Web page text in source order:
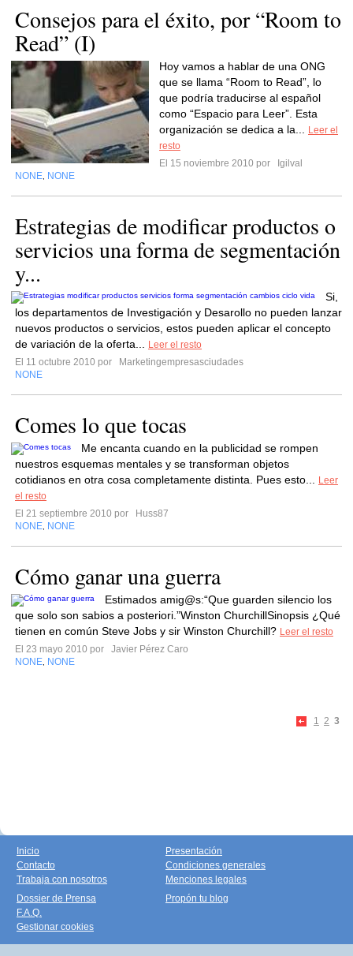
Consejos para el éxito, por “Room to
Read” (I)
Hoy vamos a hablar de una ONG
que se llama “Room to Read”, lo
que podría traducirse al español
como “Espacio para Leer”. Esta
organización se dedica a la...
Leer el
resto
El 15 noviembre 2010 por
Igilval
NONE NONE
Estrategias de modificar productos o
servicios una forma de segmentación
y...
Si,
los departamentos de Investigación y Desarollo no pueden lanzar
nuevos productos o servicios, estos pueden aplicar el concepto
de variación de la oferta...
Leer el resto
El 11 octubre 2010 por
Marketingempresasciudades
NONE
Comes lo que tocas
Me encanta cuando en la publicidad se rompen
nuestros esquemas mentales y se transforman objetos
cotidianos en otra cosa completamente distinta. Pues esto...
Leer
el resto
El 21 septiembre 2010 por
Huss87
NONE NONE
Cómo ganar una guerra
Estimados amig@s:“Que guarden silencio los
que solo son sabios a posteriori.”Winston ChurchillSinopsis ¿Qué
tienen en común Steve Jobs y sir Winston Churchill? Leer el resto
El 23 mayo 2010 por
Javier Pérez Caro
NONE NONE
1 2 3
Inicio
Contacto
Trabaja con nosotros
Presentación
Condiciones generales
Menciones legales
Dossier de Prensa
F.A.Q.
Gestionar cookies
Propón tu blog